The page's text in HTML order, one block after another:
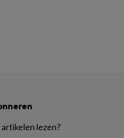
lezen?